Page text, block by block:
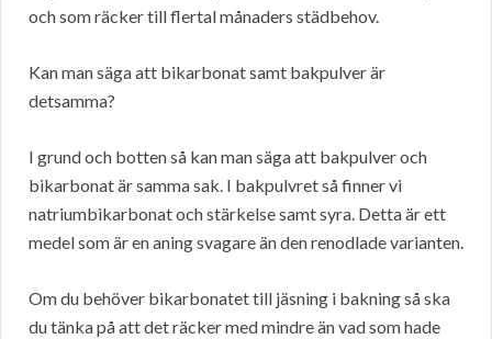
och som räcker till flertal månaders städbehov.
Kan man säga att bikarbonat samt bakpulver är
detsamma?
I grund och botten så kan man säga att bakpulver och
bikarbonat är samma sak. I bakpulvret så finner vi
natriumbikarbonat och stärkelse samt syra. Detta är ett
medel som är en aning svagare än den renodlade varianten.
Om du behöver bikarbonatet till jäsning i bakning så ska
du tänka på att det räcker med mindre än vad som hade